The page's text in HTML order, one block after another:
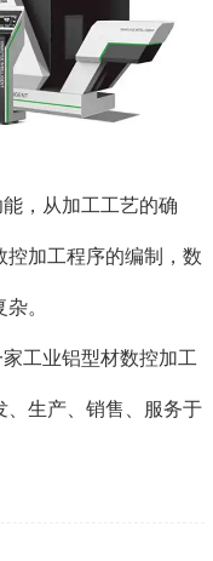
，从加工工艺的确
控加工程序的编制，数
。
工业铝型材数控加工
、生产、销售、服务于